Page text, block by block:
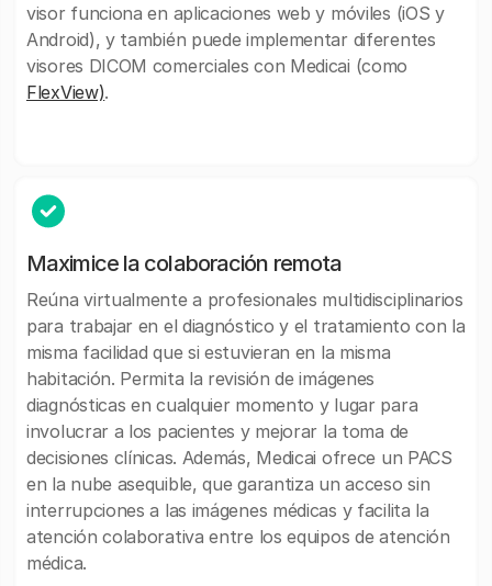
visor funciona en aplicaciones web y móviles (iOS y
Android), y también puede implementar diferentes
visores DICOM comerciales con Medicai (como
FlexView).
Maximice la colaboración remota
Reúna virtualmente a profesionales multidisciplinarios
para trabajar en el diagnóstico y el tratamiento con la
misma facilidad que si estuvieran en la misma
habitación. Permita la revisión de imágenes
diagnósticas en cualquier momento y lugar para
involucrar a los pacientes y mejorar la toma de
decisiones clínicas. Además, Medicai ofrece un PACS
en la nube asequible, que garantiza un acceso sin
interrupciones a las imágenes médicas y facilita la
atención colaborativa entre los equipos de atención
médica.